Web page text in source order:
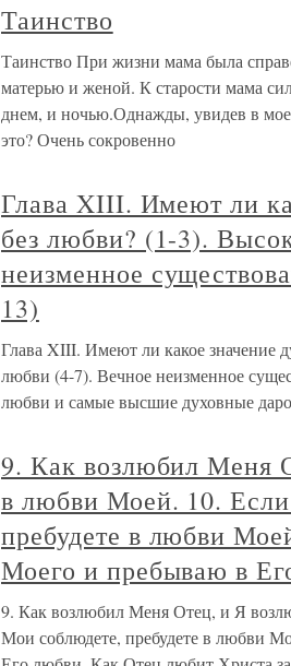
Таинство
Таинство При жизни мама была
матерью и женой. К старости мама
днем, и ночью.Однажды, увидев в
это? Очень сокровенно
Глава XIII. Имеют ли
без любви? (1-3).
неизменное
13)
Глава XIII. Имеют ли какое значение
любви (4-7). Вечное неизменное
любви и самые высшие духовные
9. Как возлюбил Меня
в любви Моей. 10.
пребудете в любви
Моего и пребываю в
9. Как возлюбил Меня Отец, и Я
Мои соблюдете, пребудете в любви